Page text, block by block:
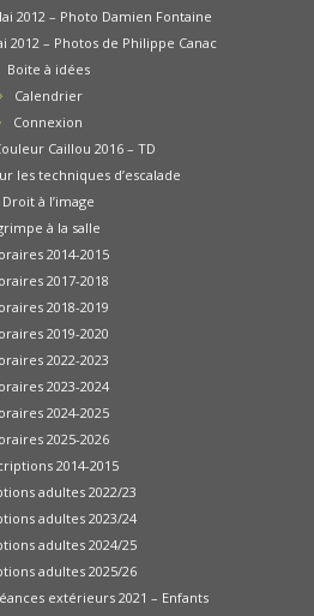
2012 – Photo Damien Fontaine
2012 – Photos de Philippe Canac
Boite à idées
Calendrier
Connexion
Caillou 2016 – TD
les techniques d’escalade
Droit à l’image
à la salle
2014-2015
2017-2018
2018-2019
2019-2020
2022-2023
2023-2024
2024-2025
2025-2026
2014-2015
adultes 2022/23
adultes 2023/24
adultes 2024/25
adultes 2025/26
extérieurs 2021 – Enfants